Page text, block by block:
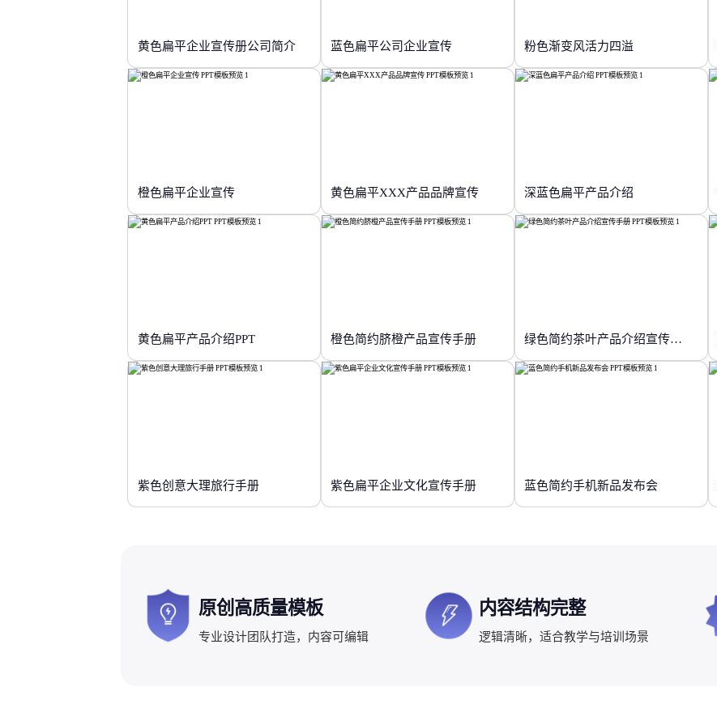
黄色扁平企业宣传册公司简介 蓝色扁平公司企业宣传 粉色渐变风活力四溢
橙色扁平企业宣传 黄色扁平XXX产品品牌宣传 深蓝色扁平产品介绍
黄色扁平产品介绍PPT 橙色简约脐橙产品宣传手册 绿色简约茶叶产品介绍宣传手册
紫色创意大理旅行手册 紫色扁平企业文化宣传手册 蓝色简约手机新品发布会
原创高质量模板
专业设计团队打造，内容可编辑
内容结构完整
逻辑清晰，适合教学与培训场景